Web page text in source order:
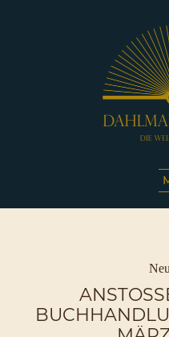
Die
|
Café
Sassnitz